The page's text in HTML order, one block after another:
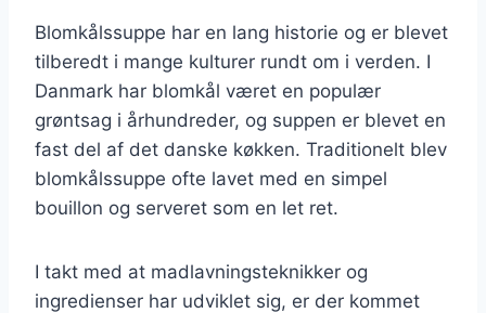
Blomkålssuppe har en lang historie og er blevet
tilberedt i mange kulturer rundt om i verden. I
Danmark har blomkål været en populær
grøntsag i århundreder, og suppen er blevet en
fast del af det danske køkken. Traditionelt blev
blomkålssuppe ofte lavet med en simpel
bouillon og serveret som en let ret.
I takt med at madlavningsteknikker og
ingredienser har udviklet sig, er der kommet